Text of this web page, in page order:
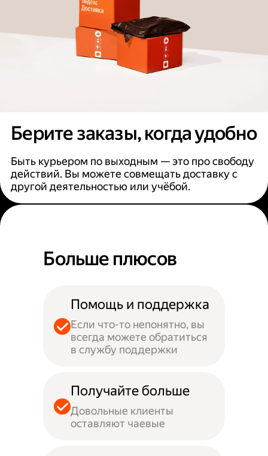
Берите заказы, когда удобно
Быть курьером по выходным — это про свободу
действий. Вы можете совмещать доставку с
другой деятельностью или учёбой.
Больше плюсов
Помощь и поддержка
Если что-то непонятно, вы
всегда можете обратиться
в службу поддержки
Получайте больше
Довольные клиенты
оставляют чаевые